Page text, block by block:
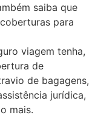
saiba que
para
viagem tenha,
de
de bagagens,
jurídica,
mais.